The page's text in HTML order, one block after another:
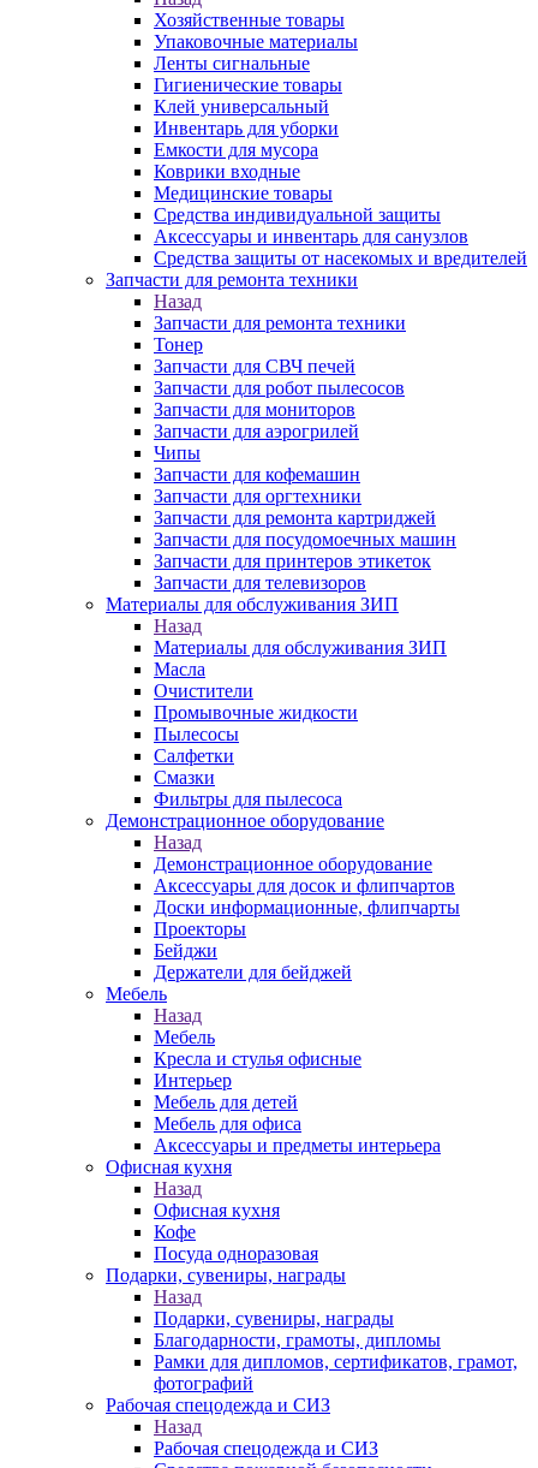
Хозяйственные товары
Упаковочные материалы
Ленты сигнальные
Гигиенические товары
Клей универсальный
Инвентарь для уборки
Емкости для мусора
Коврики входные
Медицинские товары
Средства индивидуальной защиты
Аксессуары и инвентарь для санузлов
Средства защиты от насекомых и вредителей
Запчасти для ремонта техники
Назад
Запчасти для ремонта техники
Тонер
Запчасти для СВЧ печей
Запчасти для робот пылесосов
Запчасти для мониторов
Запчасти для аэрогрилей
Чипы
Запчасти для кофемашин
Запчасти для оргтехники
Запчасти для ремонта картриджей
Запчасти для посудомоечных машин
Запчасти для принтеров этикеток
Запчасти для телевизоров
Материалы для обслуживания ЗИП
Назад
Материалы для обслуживания ЗИП
Масла
Очистители
Промывочные жидкости
Пылесосы
Салфетки
Смазки
Фильтры для пылесоса
Демонстрационное оборудование
Назад
Демонстрационное оборудование
Аксессуары для досок и флипчартов
Доски информационные, флипчарты
Проекторы
Бейджи
Держатели для бейджей
Мебель
Назад
Мебель
Кресла и стулья офисные
Интерьер
Мебель для детей
Мебель для офиса
Аксессуары и предметы интерьера
Офисная кухня
Назад
Офисная кухня
Кофе
Посуда одноразовая
Подарки, сувениры, награды
Назад
Подарки, сувениры, награды
Благодарности, грамоты, дипломы
Рамки для дипломов, сертификатов, грамот,
фотографий
Рабочая спецодежда и СИЗ
Назад
Рабочая спецодежда и СИЗ